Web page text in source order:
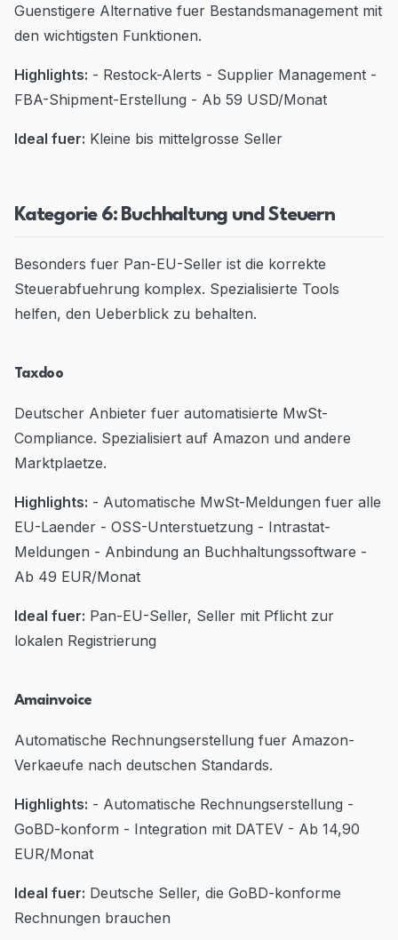
Guenstigere Alternative fuer Bestandsmanagement mit
den wichtigsten Funktionen.
Highlights: - Restock-Alerts - Supplier Management -
FBA-Shipment-Erstellung - Ab 59 USD/Monat
Ideal fuer: Kleine bis mittelgrosse Seller
Kategorie 6: Buchhaltung und Steuern
Besonders fuer Pan-EU-Seller ist die korrekte
Steuerabfuehrung komplex. Spezialisierte Tools
helfen, den Ueberblick zu behalten.
Taxdoo
Deutscher Anbieter fuer automatisierte MwSt-
Compliance. Spezialisiert auf Amazon und andere
Marktplaetze.
Highlights: - Automatische MwSt-Meldungen fuer alle
EU-Laender - OSS-Unterstuetzung - Intrastat-
Meldungen - Anbindung an Buchhaltungssoftware -
Ab 49 EUR/Monat
Ideal fuer: Pan-EU-Seller, Seller mit Pflicht zur
lokalen Registrierung
Amainvoice
Automatische Rechnungserstellung fuer Amazon-
Verkaeufe nach deutschen Standards.
Highlights: - Automatische Rechnungserstellung -
GoBD-konform - Integration mit DATEV - Ab 14,90
EUR/Monat
Ideal fuer: Deutsche Seller, die GoBD-konforme
Rechnungen brauchen